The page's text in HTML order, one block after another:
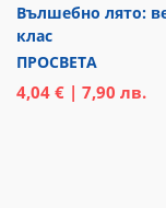
Вълшебно лято:
клас
ПРОСВЕТА
4,04 € | 7,90 лв.